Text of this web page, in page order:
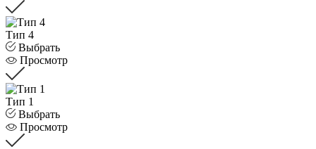
Тип 4
Выбрать
Просмотр
Тип 1
Выбрать
Просмотр